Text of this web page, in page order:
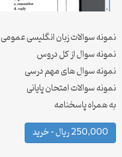
نمونه سوالات زبان انگلیسی
نمونه سوال از کل دروس
نمونه سوال های مهم درسی
نمونه سوالات امتحان پایانی
به همراه پاسخنامه
250,000 ریال – خرید